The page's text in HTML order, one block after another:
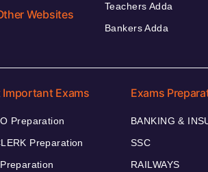
Websites
Teachers Adda
Bankers Adda
Important Exams
Preparation
Preparation
Exams
BANKING &
SSC
RAILWAYS